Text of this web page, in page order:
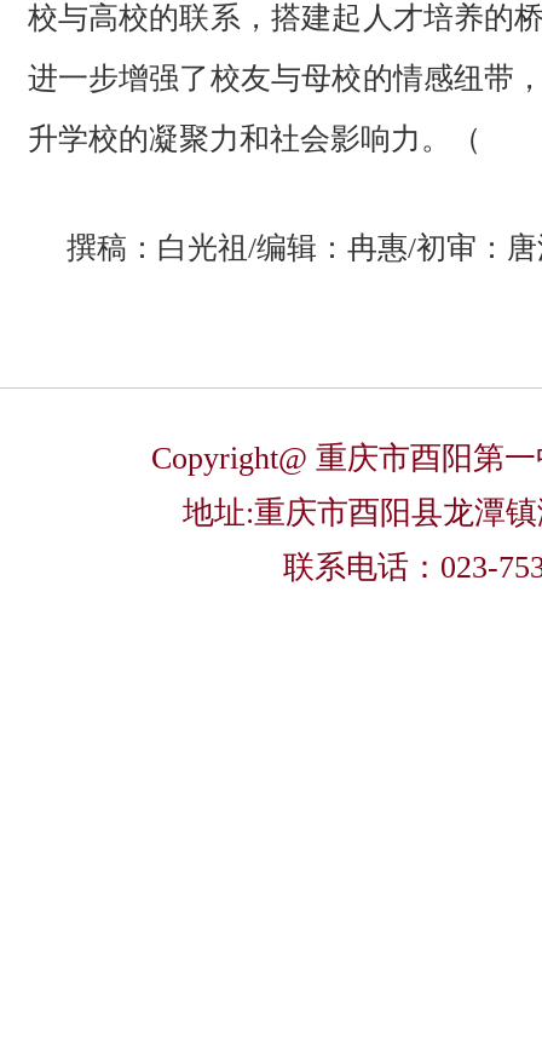
校与高校的联系，搭建起人才培养的
进一步增强了校友与母校的情感纽带
升学校的凝聚力和社会影响力。（
撰稿：白光祖/编辑：冉惠/初审：
Copyright@ 重庆市酉阳第
地址:重庆市酉阳县龙潭
联系电话：023-